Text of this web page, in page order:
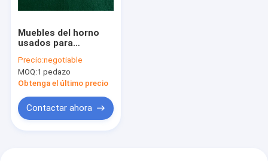
Muebles del horno
usados para
componentes del
metal moldeo por
inyección (MIM)
Precio:negotiable
MOQ:1 pedazo
Obtenga el último precio
Contactar ahora